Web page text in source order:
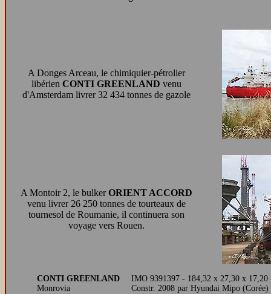
A Donges Arceau, le chimiquier-pétrolier
libérien CONTI GREENLAND venu
d'Amsterdam livrer 32 434 tonnes de gazole
A Montoir 2, le bulkerORIENT ACCORD
venu livrer 26 250 tonnes de tourteaux de
tournesol de Roumanie, il continuera son
voyage vers Rouen.
CONTI GREENLAND
Monrovia
IMO 9391397 - 184,32 x 27,30 x
Constr. 2008 par Hyundai Mipo